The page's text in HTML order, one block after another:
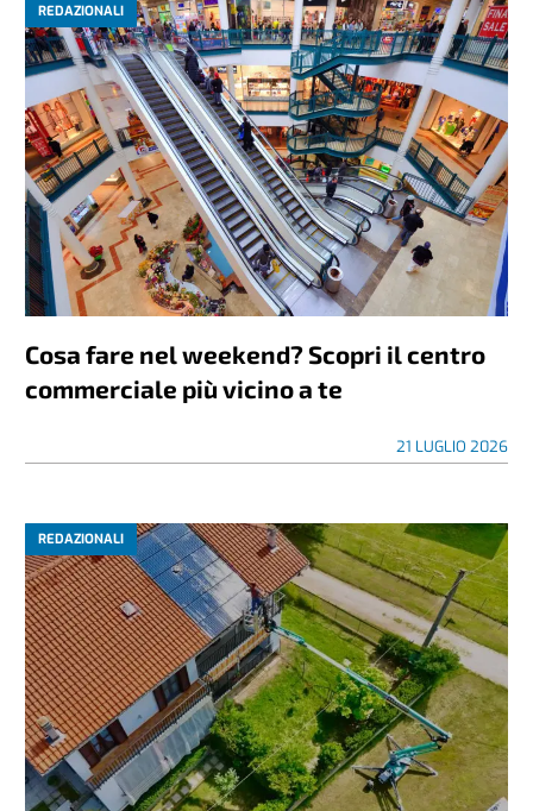
REDAZIONALI
Cosa fare nel weekend? Scopri il centro
commerciale più vicino a te
21 LUGLIO 2026
REDAZIONALI